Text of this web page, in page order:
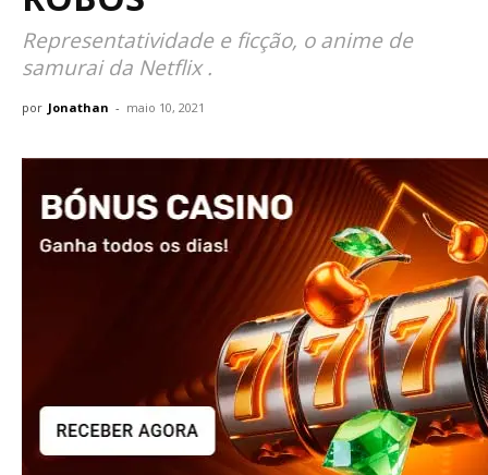
Representatividade e ficção, o anime de
samurai da Netflix .
por Jonathan - maio 10, 2021